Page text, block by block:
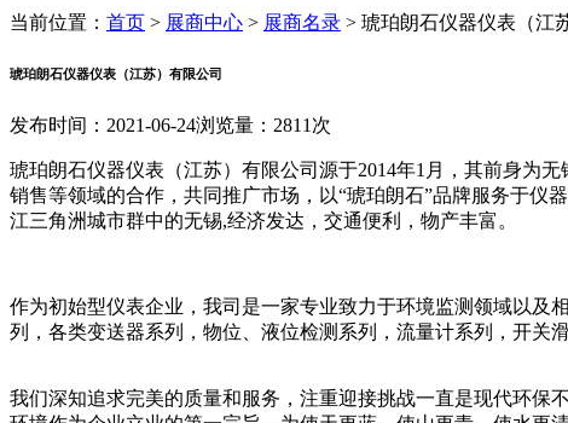
当前位置： 首页 > 展商中心 > 展商名录 > 琥珀朗石仪器仪表（江
琥珀朗石仪器仪表（江苏）有限公司
发布时间：2021-06-24浏览量：2811次
琥珀朗石仪器仪表（江苏）有限公司源于2014年1月，其前身为
销售等领域的合作，共同推广市场，以“琥珀朗石”品牌服务于仪
江三角洲城市群中的无锡,经济发达，交通便利，物产丰富。
作为初始型仪表企业，我司是一家专业致力于环境监测领域以及
列，各类变送器系列，物位、液位检测系列，流量计系列，开关
我们深知追求完美的质量和服务，注重迎接挑战一直是现代环保